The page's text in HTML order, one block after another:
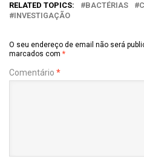
RELATED TOPICS: BACTÉRIAS
INVESTIGAÇÃO
O seu endereço de email não será
marcados com *
Comentário *